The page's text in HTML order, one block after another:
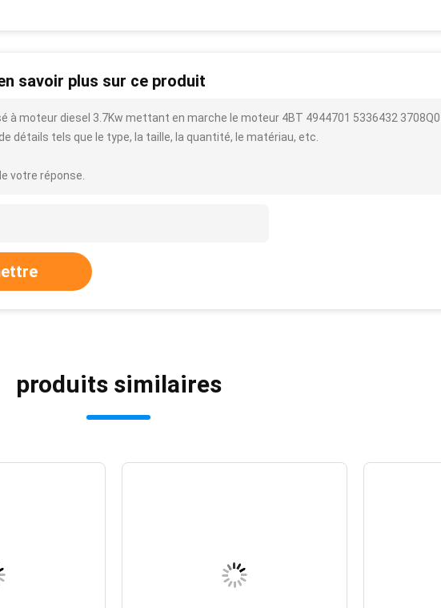
savoir plus sur ce produit
à moteur diesel 3.7Kw mettant en marche le moteur 4BT 4944701 5336432
détails tels que le type, la taille, la quantité, le matériau, etc.
votre réponse.
produits similaires